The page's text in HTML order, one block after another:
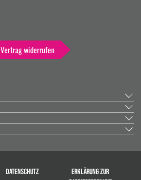
Vertrag widerrufen
DATENSCHUTZ
ERKLÄRUNG ZUR